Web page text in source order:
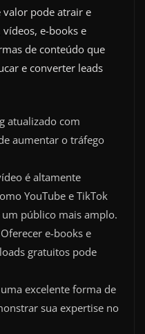
valor pode atrair e
e-books e
de conteúdo que
e converter leads
atualizado com
aumentar o tráfego
é altamente
YouTube e TikTok
público mais amplo.
e-books e
gratuitos pode
excelente forma de
sua expertise no